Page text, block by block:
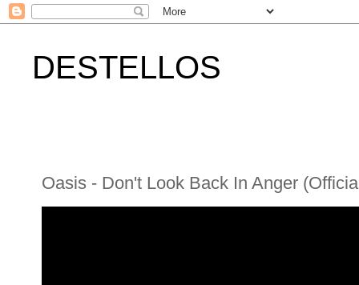
DESTELLOS
Oasis - Don't Look Back In Anger